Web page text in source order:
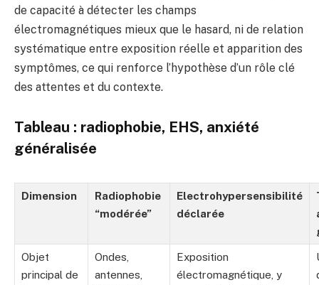
de capacité à détecter les champs
électromagnétiques mieux que le hasard, ni de relation
systématique entre exposition réelle et apparition des
symptômes, ce qui renforce l’hypothèse d’un rôle clé
des attentes et du contexte.
Tableau : radiophobie, EHS, anxiété
généralisée
Dimension
Radiophobie
“modérée”
Electrohypersensibilité
déclarée
Objet
principal de
Ondes,
antennes,
Exposition
électromagnétique, y